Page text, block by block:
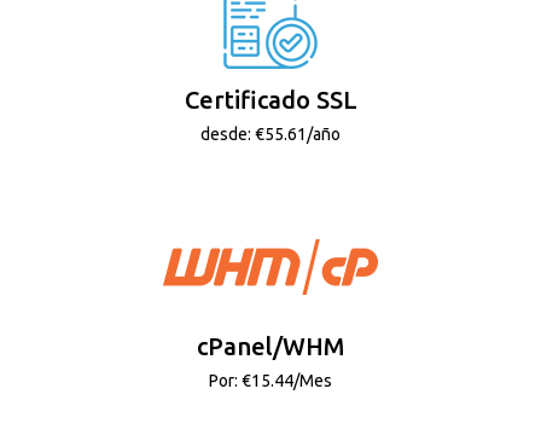
Certificado SSL
desde: €55.61/año
cPanel/WHM
Por: €15.44/Mes